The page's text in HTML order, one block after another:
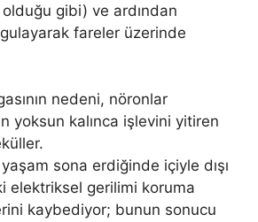
olduğu gibi) ve ardından
fareler üzerinde
nedeni, nöronlar
yoksun kalınca işlevini yitiren
sona erdiğinde içiyle dışı
elektriksel gerilimi koruma
kaybediyor; bunun sonucu